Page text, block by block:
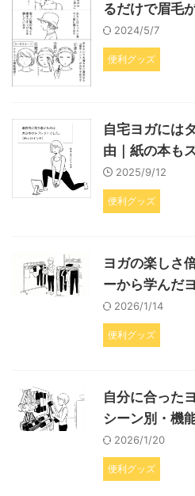
るだけで眉毛
2024/5/7
便利グッズ
自宅ヨガには
由｜紙の本も
2025/9/12
便利グッズ
ヨガの楽しさ
ーから学んだ
2026/1/14
便利グッズ
自分に合った
シーン別・機
2026/1/20
便利グッズ